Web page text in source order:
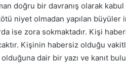
doğru bir davranış olarak
niyet olmadan yapılan büyüler
ise zora sokmaktadır. Kişi
Kişinin habersiz olduğu
olduğuna dair bir yazı ve kanıt